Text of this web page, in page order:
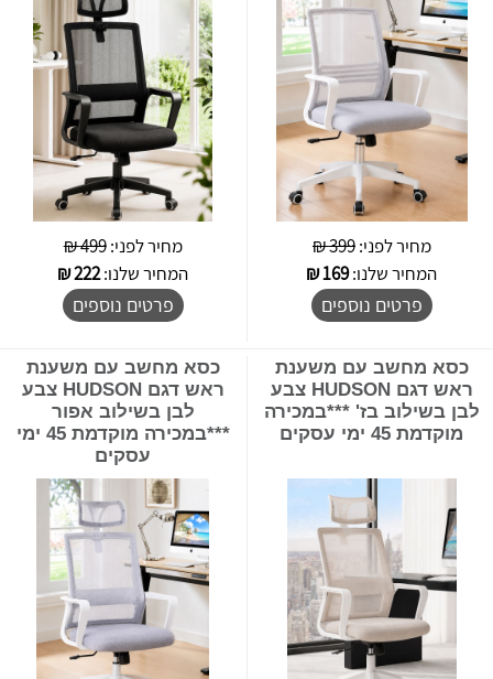
מחיר לפני:399 ₪
המחיר שלנו:169
₪
פרטים נוספים
מחיר לפני:499 ₪
המחיר שלנו:222
₪
פרטים נוספים
כסא מחשב עם משענת
ראש דגם HUDSON צבע
לבן בשילוב בז' ***במכירה
מוקדמת 45 ימי עסקים
כסא מחשב עם משענת
ראש דגם HUDSON צבע
לבן בשילוב אפור
***במכירה מוקדמת 45 ימי
עסקים